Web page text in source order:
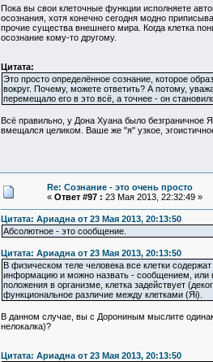
Пока вы свои клеточные функции исполняете
осознания, хотя конечно сегодня модно
прочие существа внешнего мира. Когда клетка
осознание кому-то другому.
Цитата:
Это просто определённое сознание, которое
вокруг. Почему, можете ответить? А потому,
перемещало его в это всё, а точнее - он
Всё правильно, у Дона Хуана было
вмещался целиком. Ваше же "я" узкое,
Re: Сознание - это очень просто
« Ответ #97 : 23 Мая 2013, 22:32:49 »
Цитата: Ариадна от 23 Мая 2013, 20:13:50
Абсолютное - это сообщение.
Цитата: Ариадна от 23 Мая 2013, 20:13:50
В физическом теле человека все клетки
информацию и можно назвать - сообщением, или
положения в организме, клетка задействует
функциональное различие между клетками (Яi).
В данном случае, вы с Дорониным мыслите
нелокалка)?
Цитата: Ариадна от 23 Мая 2013, 20:13:50